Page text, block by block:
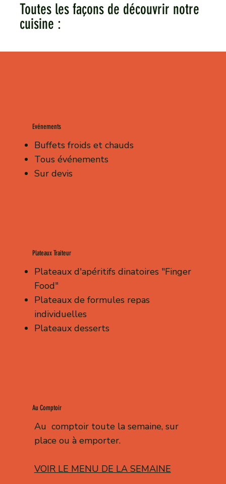
Toutes les façons de découvrir notre
cuisine :
Evénements
Buffets froids et chauds
Tous événements
Sur devis
Plateaux Traiteur
Plateaux d'apéritifs dinatoires "Finger
Food"
Plateaux de formules repas
individuelles
Plateaux desserts
Au Comptoir
Au comptoir toute la semaine, sur
place ou à emporter.
VOIR LE MENU DE LA SEMAINE